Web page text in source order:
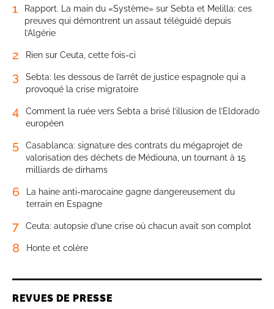
1
Rapport. La main du «Système» sur Sebta et Melilla: ces
preuves qui démontrent un assaut téléguidé depuis
l’Algérie
2 Rien sur Ceuta, cette fois-ci
3
Sebta: les dessous de l’arrêt de justice espagnole qui a
provoqué la crise migratoire
4
Comment la ruée vers Sebta a brisé l’illusion de l’Eldorado
européen
5
Casablanca: signature des contrats du mégaprojet de
valorisation des déchets de Médiouna, un tournant à 15
milliards de dirhams
6
La haine anti-marocaine gagne dangereusement du
terrain en Espagne
7 Ceuta: autopsie d’une crise où chacun avait son complot
8 Honte et colère
REVUES DE PRESSE